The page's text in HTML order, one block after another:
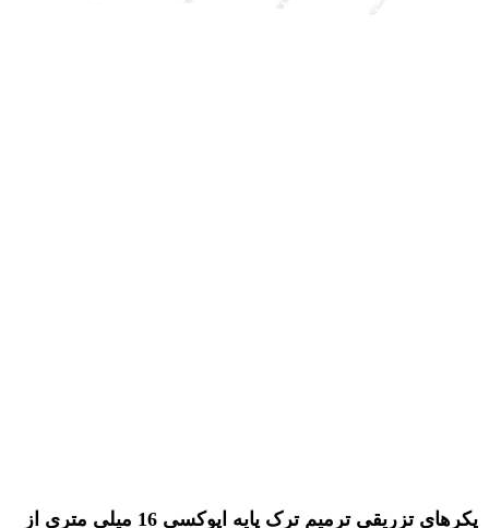
پکرهای تزریقی ترمیم ترک پایه اپوکسی 16 میلی متری از